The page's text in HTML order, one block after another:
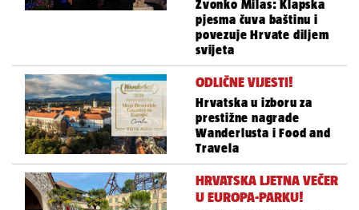
Zvonko Milas: Klapska
pjesma čuva baštinu i
povezuje Hrvate diljem
svijeta
ODLIČNE VIJESTI!
Hrvatska u izboru za
prestižne nagrade
Wanderlusta i Food and
Travela
HRVATSKA LJETNA VEČER
U EUROPA-PARKU!